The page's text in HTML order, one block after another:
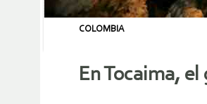
COLOMBIA
En Tocaima,